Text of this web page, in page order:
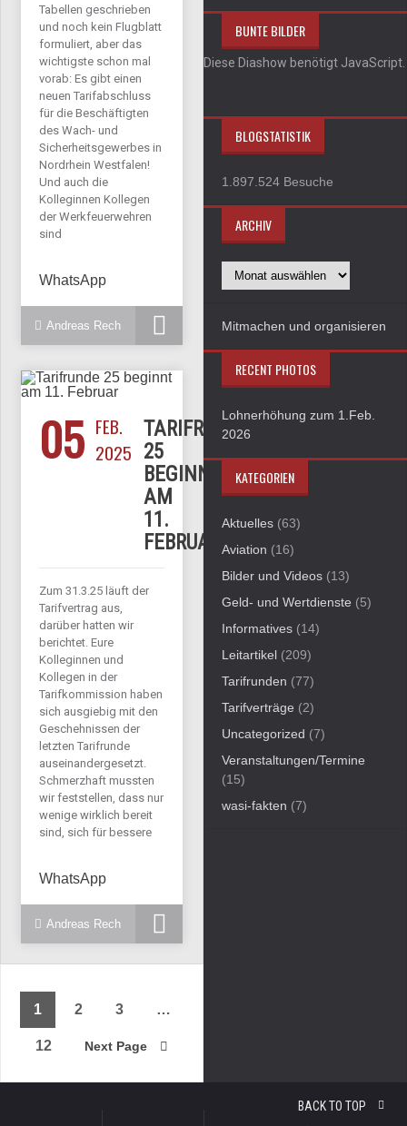
Tabellen geschrieben
und noch kein Flugblatt
formuliert, aber das
wichtigste schon mal
vorab: Es gibt einen
neuen Tarifabschluss
für die Beschäftigten
des Wach- und
Sicherheitsgewerbes in
Nordrhein Westfalen!
Und auch die
Kolleginnen Kollegen
der Werkfeuerwehren
sind
WhatsApp
Andreas Rech
05 FEB.
2025
TARIFRUNDE
25
BEGINNT
AM
11.
FEBRUAR
Zum 31.3.25 läuft der
Tarifvertrag aus,
darüber hatten wir
berichtet. Eure
Kolleginnen und
Kollegen in der
Tarifkommission haben
sich ausgiebig mit den
Geschehnissen der
letzten Tarifrunde
auseinandergesetzt.
Schmerzhaft mussten
wir feststellen, dass nur
wenige wirklich bereit
sind, sich für bessere
WhatsApp
Andreas Rech
1 2 3 …
12 Next Page
BUNTE BILDER
Diese Diashow benötigt JavaScript.
BLOGSTATISTIK
1.897.524 Besuche
ARCHIV
Mitmachen und organisieren
RECENT PHOTOS
Lohnerhöhung zum 1.Feb.
2026
KATEGORIEN
Aktuelles (63)
Aviation (16)
Bilder und Videos (13)
Geld- und Wertdienste (5)
Informatives (14)
Leitartikel (209)
Tarifrunden (77)
Tarifverträge (2)
Uncategorized (7)
Veranstaltungen/Termine
(15)
wasi-fakten (7)
BACK TO TOP